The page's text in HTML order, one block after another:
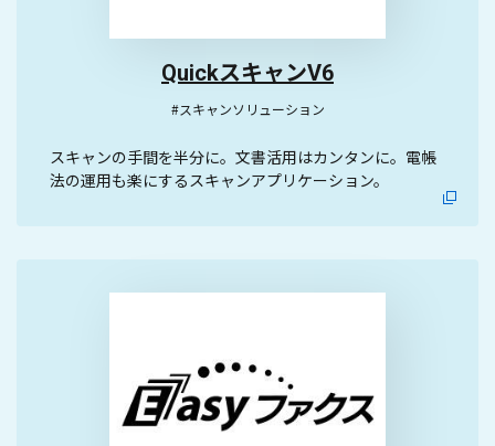
QuickスキャンV6
#スキャンソリューション
スキャンの手間を半分に。文書活用はカンタンに。電帳
法の運用も楽にするスキャンアプリケーション。